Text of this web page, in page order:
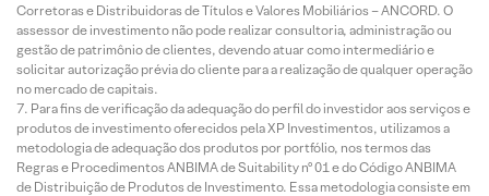
Corretoras e Distribuidoras de Títulos e Valores Mobiliários – ANCORD. O
assessor de investimento não pode realizar consultoria, administração ou
gestão de patrimônio de clientes, devendo atuar como intermediário e
solicitar autorização prévia do cliente para a realização de qualquer operação
no mercado de capitais.
Para fins de verificação da adequação do perfil do investidor aos serviços e
produtos de investimento oferecidos pela XP Investimentos, utilizamos a
metodologia de adequação dos produtos por portfólio, nos termos das
Regras e Procedimentos ANBIMA de Suitability nº 01 e do Código ANBIMA
de Distribuição de Produtos de Investimento. Essa metodologia consiste em